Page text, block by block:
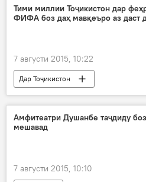
Покистон
Абубакри Бағдодӣ
ҷанг дар Афғонистон
ҷанг
Тими миллии Тоҷикистон дар
ФИФА боз даҳ мавқеъро аз даст
7 августи 2015, 10:22
Дар Тоҷикистон
Навигариҳои варзиши Тоҷикистон
Дар ҷаҳон
Ҳамаи хабарҳо
интишори феҳрасти ҷадиди мавқеъи
Амфитеатри Душанбе таҷдиду
мешавад
7 августи 2015, 10:10